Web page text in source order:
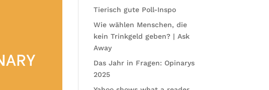
Tierisch gute Poll-Inspo
Wie wählen Menschen, die
kein Trinkgeld geben? | Ask
Away
Das Jahr in Fragen: Opinarys
2025